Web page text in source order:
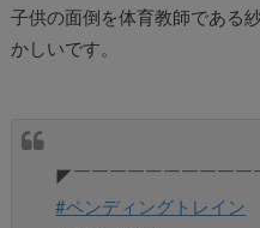
子供の面倒を体育教師である
かしいです。
◤￣￣￣￣￣￣￣￣￣￣
#ペンディングトレイン